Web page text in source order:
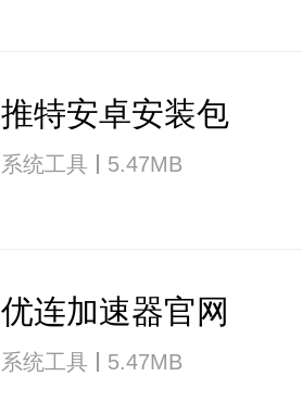
推特安卓安装包
系统工具 5.47MB
优连加速器官网
系统工具 5.47MB